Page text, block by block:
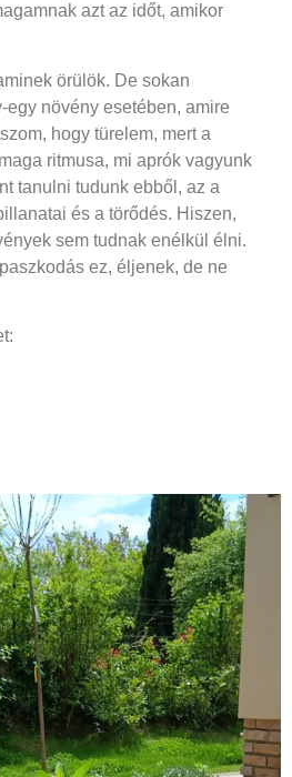
azt az időt, amikor
örülök. De sokan
növény esetében, amire
hogy türelem, mert a
ritmusa, mi aprók vagyunk
tanulni tudunk ebből, az a
és a törődés. Hiszen,
sem tudnak enélkül élni.
ez, éljenek, de ne